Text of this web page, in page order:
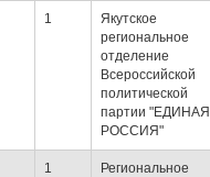
1
Якутское
региональное
отделение
Всероссийской
политической
партии "ЕДИНАЯ
РОССИЯ"
1
Региональное